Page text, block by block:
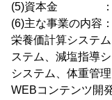
(5)資本金 ：
(6)主な事業の内容：
栄養価計算システ
ステム、減塩指導
システム、体重管
WEBコンテンツ開